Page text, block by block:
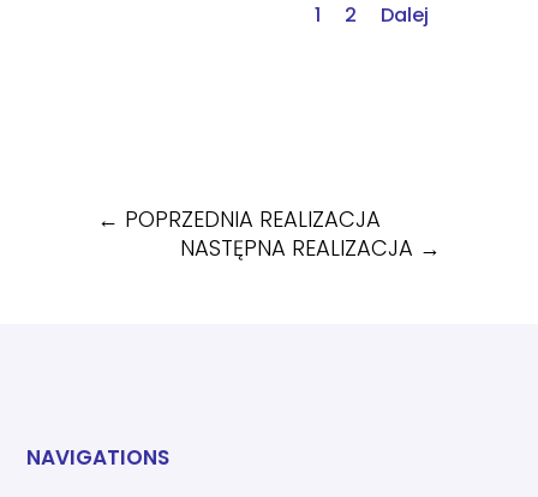
1 2 Dalej
← POPRZEDNIA REALIZACJA
NASTĘPNA REALIZACJA →
NAVIGATIONS